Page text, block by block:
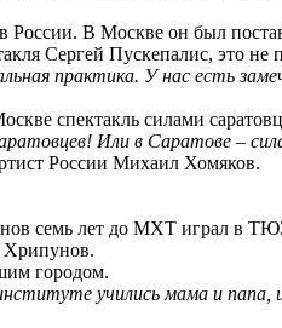
России. В Москве он был
Сергей Пускепалис, это не
практика. У нас есть
спектакль силами
Или в Саратове –
России Михаил Хомяков.
семь лет до МХТ играл в
городом.
учились мама и